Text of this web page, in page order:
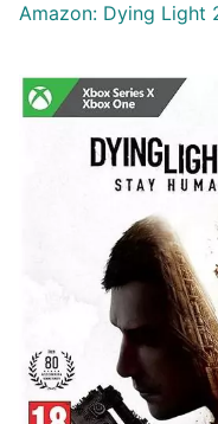
Amazon: Dying Light